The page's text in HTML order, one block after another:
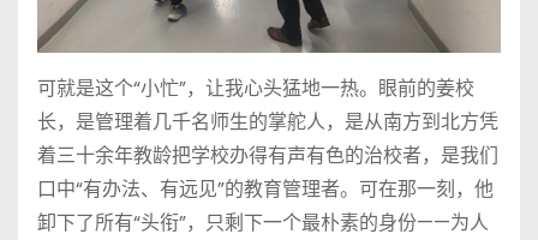
可就是这个“小忙”，让我心头猛地一热。眼前的姜校
长，是管理着几千名师生的掌舵人，是从南方到北方凭
着三十余年教龄把学校办得有声有色的治校者，是我们
口中“有办法、有远见”的教育管理者。可在那一刻，他
卸下了所有“头衔”，只剩下一个最朴素的身份——为人